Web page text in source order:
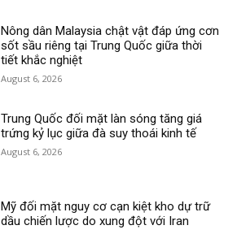
Nông dân Malaysia chật vật đáp ứng cơn
sốt sầu riêng tại Trung Quốc giữa thời
tiết khắc nghiệt
August 6, 2026
Trung Quốc đối mặt làn sóng tăng giá
trứng kỷ lục giữa đà suy thoái kinh tế
August 6, 2026
Mỹ đối mặt nguy cơ cạn kiệt kho dự trữ
dầu chiến lược do xung đột với Iran